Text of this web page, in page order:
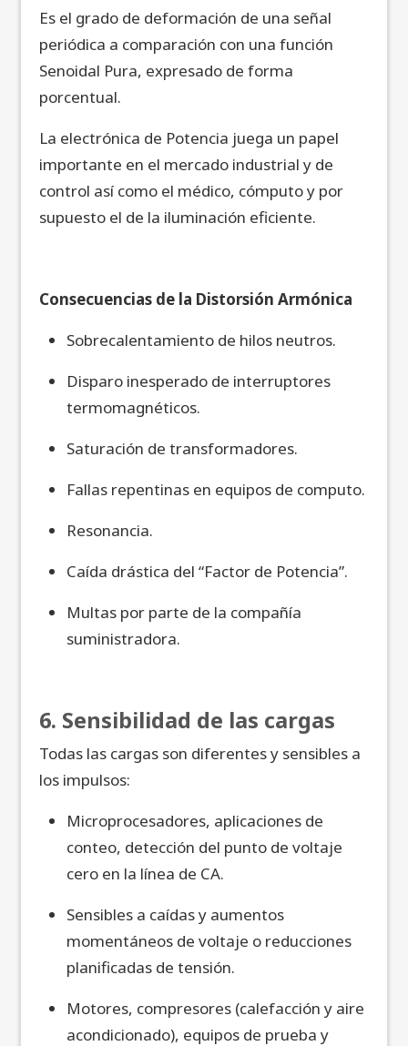
Es el grado de deformación de una señal
periódica a comparación con una función
Senoidal Pura, expresado de forma
porcentual.
La electrónica de Potencia juega un papel
importante en el mercado industrial y de
control así como el médico, cómputo y por
supuesto el de la iluminación eficiente.
Consecuencias de la Distorsión Armónica
Sobrecalentamiento de hilos neutros.
Disparo inesperado de interruptores
termomagnéticos.
Saturación de transformadores.
Fallas repentinas en equipos de computo.
Resonancia.
Caída drástica del “Factor de Potencia”.
Multas por parte de la compañía
suministradora.
6. Sensibilidad de las cargas
Todas las cargas son diferentes y sensibles a
los impulsos:
Microprocesadores, aplicaciones de
conteo, detección del punto de voltaje
cero en la línea de CA.
Sensibles a caídas y aumentos
momentáneos de voltaje o reducciones
planificadas de tensión.
Motores, compresores (calefacción y aire
acondicionado), equipos de prueba y